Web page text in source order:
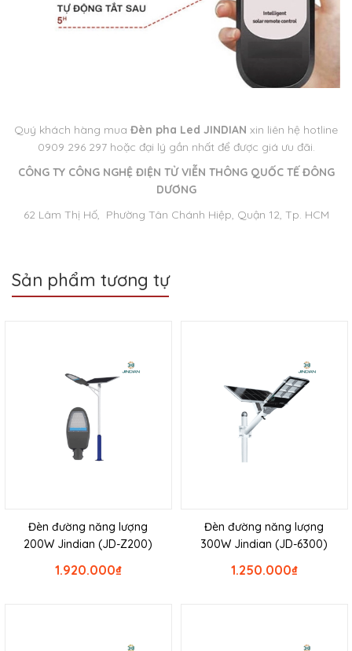
Quý khách hàng mua Đèn pha Led JINDIAN xin liên hệ hotline
0909 296 297 hoặc đại lý gần nhất để được giá ưu đãi.
CÔNG TY CÔNG NGHỆ ĐIỆN TỬ VIỄN THÔNG QUỐC TẾ ĐÔNG
DƯƠNG
62 Lâm Thị Hố, Phường Tân Chánh Hiệp, Quận 12, Tp. HCM
Sản phẩm tương tự
Đèn đường năng lượng
200W Jindian (JD-Z200)
₫
1.920.000
Đèn đường năng lượng
300W Jindian (JD-6300)
₫
1.250.000